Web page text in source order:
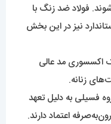
فولاد ضد زنگ با
نیز در این بخش
اکسسوری مد عالی
زنانه.
فسیلی به دلیل تعهد
اعتماد دارند.